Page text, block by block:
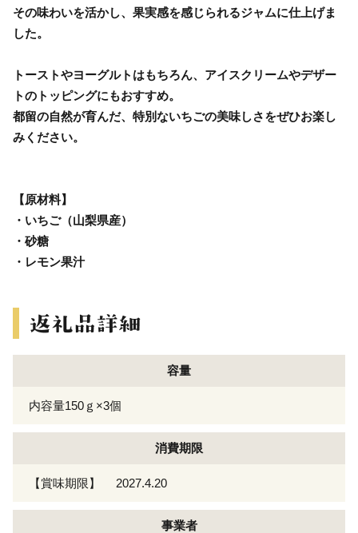
その味わいを活かし、果実感を感じられるジャムに仕上げま
した。
トーストやヨーグルトはもちろん、アイスクリームやデザー
トのトッピングにもおすすめ。
都留の自然が育んだ、特別ないちごの美味しさをぜひお楽し
みください。
【原材料】
・いちご（山梨県産）
・砂糖
・レモン果汁
容量
内容量150ｇ×3個
消費期限
【賞味期限】 2027.4.20
事業者